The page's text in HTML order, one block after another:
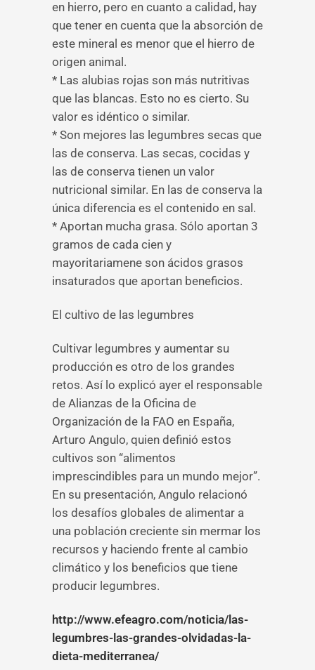
en hierro, pero en cuanto a calidad, hay
que tener en cuenta que la absorción de
este mineral es menor que el hierro de
origen animal.
* Las alubias rojas son más nutritivas
que las blancas. Esto no es cierto. Su
valor es idéntico o similar.
* Son mejores las legumbres secas que
las de conserva. Las secas, cocidas y
las de conserva tienen un valor
nutricional similar. En las de conserva la
única diferencia es el contenido en sal.
* Aportan mucha grasa. Sólo aportan 3
gramos de cada cien y
mayoritariamene son ácidos grasos
insaturados que aportan beneficios.
El cultivo de las legumbres
Cultivar legumbres y aumentar su
producción es otro de los grandes
retos. Así lo explicó ayer el responsable
de Alianzas de la Oficina de
Organización de la FAO en España,
Arturo Angulo, quien definió estos
cultivos son “alimentos
imprescindibles para un mundo mejor”.
En su presentación, Angulo relacionó
los desafíos globales de alimentar a
una población creciente sin mermar los
recursos y haciendo frente al cambio
climático y los beneficios que tiene
producir legumbres.
http://www.efeagro.com/noticia/las-
legumbres-las-grandes-olvidadas-la-
dieta-mediterranea/